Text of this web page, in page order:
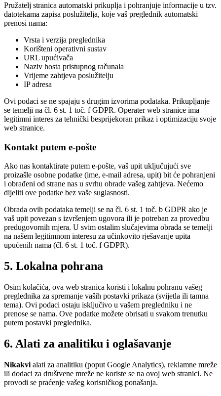
Pružatelj stranica automatski prikuplja i pohranjuje informacije u tzv.
datotekama zapisa poslužitelja, koje vaš preglednik automatski
prenosi nama:
Vrsta i verzija preglednika
Korišteni operativni sustav
URL upućivača
Naziv hosta pristupnog računala
Vrijeme zahtjeva poslužitelju
IP adresa
Ovi podaci se ne spajaju s drugim izvorima podataka. Prikupljanje
se temelji na čl. 6 st. 1 toč. f GDPR. Operater web stranice ima
legitimni interes za tehnički besprijekoran prikaz i optimizaciju svoje
web stranice.
Kontakt putem e-pošte
Ako nas kontaktirate putem e-pošte, vaš upit uključujući sve
proizašle osobne podatke (ime, e-mail adresa, upit) bit će pohranjeni
i obrađeni od strane nas u svrhu obrade vašeg zahtjeva. Nećemo
dijeliti ove podatke bez vaše suglasnosti.
Obrada ovih podataka temelji se na čl. 6 st. 1 toč. b GDPR ako je
vaš upit povezan s izvršenjem ugovora ili je potreban za provedbu
predugovornih mjera. U svim ostalim slučajevima obrada se temelji
na našem legitimnom interesu za učinkovito rješavanje upita
upućenih nama (čl. 6 st. 1 toč. f GDPR).
5. Lokalna pohrana
Osim kolačića, ova web stranica koristi i lokalnu pohranu vašeg
preglednika za spremanje vaših postavki prikaza (svijetla ili tamna
tema). Ovi podaci ostaju isključivo u vašem pregledniku i ne
prenose se nama. Ove podatke možete obrisati u svakom trenutku
putem postavki preglednika.
6. Alati za analitiku i oglašavanje
Nikakvi alati za analitiku (poput Google Analytics), reklamne mreže
ili dodaci za društvene mreže ne koriste se na ovoj web stranici. Ne
provodi se praćenje vašeg korisničkog ponašanja.